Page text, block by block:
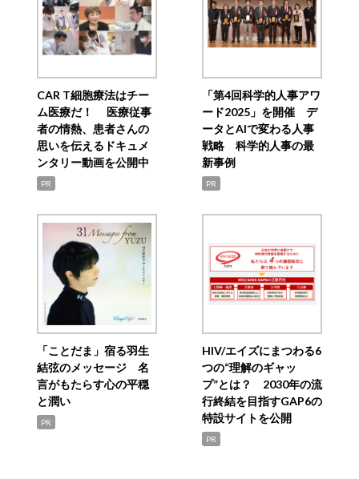
CAR T細胞療法はチー
ム医療だ！ 医療従事
者の情熱、患者さんの
思いを伝えるドキュメ
ンタリー動画を公開中
PR
「第4回科学的人事アワ
ード2025」を開催 デ
ータとAIで変わる人事
戦略 科学的人事の最
新事例
PR
「ことだま」宿る羽生
結弦のメッセージ 名
言がもたらす心の平穏
と潤い
PR
HIV/エイズにまつわる6
つの“理解のギャッ
プ”とは？ 2030年の流
行終結を目指すGAP6の
特設サイトを公開
PR